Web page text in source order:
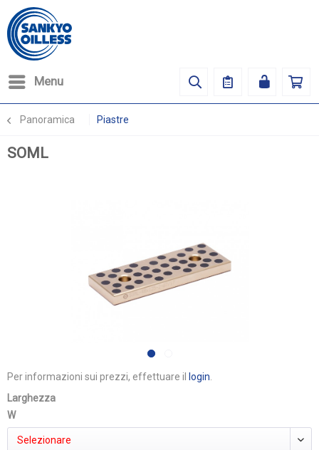
Menu
Panoramica Piastre
SOML
Per informazioni sui prezzi, effettuare il login
Larghezza
W
Selezionare